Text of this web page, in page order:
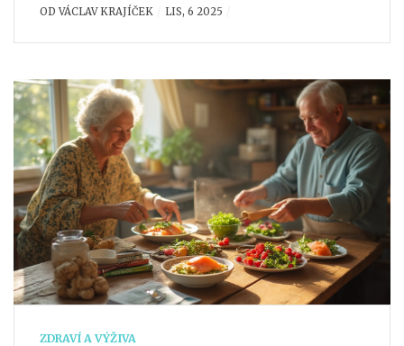
ODVÁCLAV KRAJÍČEK LIS, 6 2025
ZDRAVÍ A VÝŽIVA